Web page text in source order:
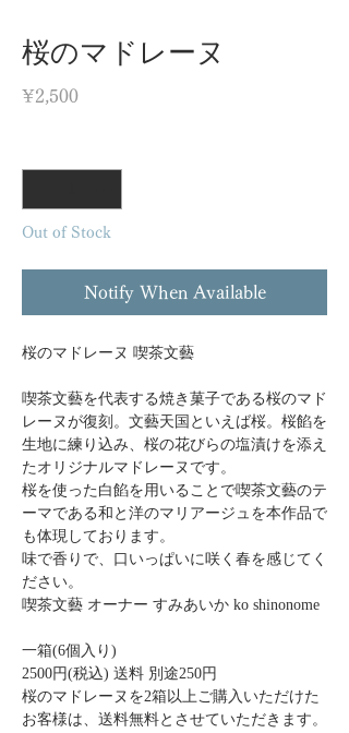
桜のマドレーヌ
¥2,500Price
Out of Stock
Notify When Available
桜のマドレーヌ 喫茶文藝
喫茶文藝を代表する焼き菓子である桜のマド
レーヌが復刻。文藝天国といえば桜。桜餡を
生地に練り込み、桜の花びらの塩漬けを添え
たオリジナルマドレーヌです。
桜を使った白餡を用いることで喫茶文藝のテ
ーマである和と洋のマリアージュを本作品で
も体現しております。
味で香りで、口いっぱいに咲く春を感じてく
ださい。
喫茶文藝 オーナー すみあいか ko shinonome
一箱(6個入り)
2500円(税込) 送料 別途250円
桜のマドレーヌを2箱以上ご購入いただけた
お客様は、送料無料とさせていただきます。